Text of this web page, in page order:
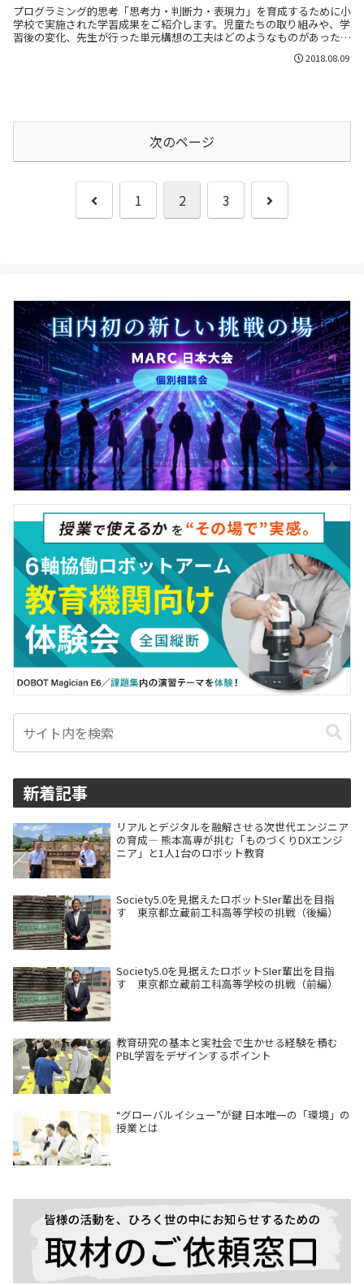
プログラミング的思考「思考力・判断力・表現力」を育成するために小
学校で実施された学習成果をご紹介します。児童たちの取り組みや、学
習後の変化、先生が行った単元構想の工夫はどのようなものがあったの
2018.08.09
次のページ
前
1 2 3
次
新着記事
リアルとデジタルを融解させる次世代エンジニア
の育成― 熊本高専が挑む「ものづくりDXエンジ
ニア」と1人1台のロボット教育
Society5.0を見据えたロボットSIer輩出を目指
す 東京都立蔵前工科高等学校の挑戦（後編）
Society5.0を見据えたロボットSIer輩出を目指
す 東京都立蔵前工科高等学校の挑戦（前編）
教育研究の基本と実社会で生かせる経験を積む
PBL学習をデザインするポイント
“グローバルイシュー”が鍵 日本唯一の「環境」の
授業とは